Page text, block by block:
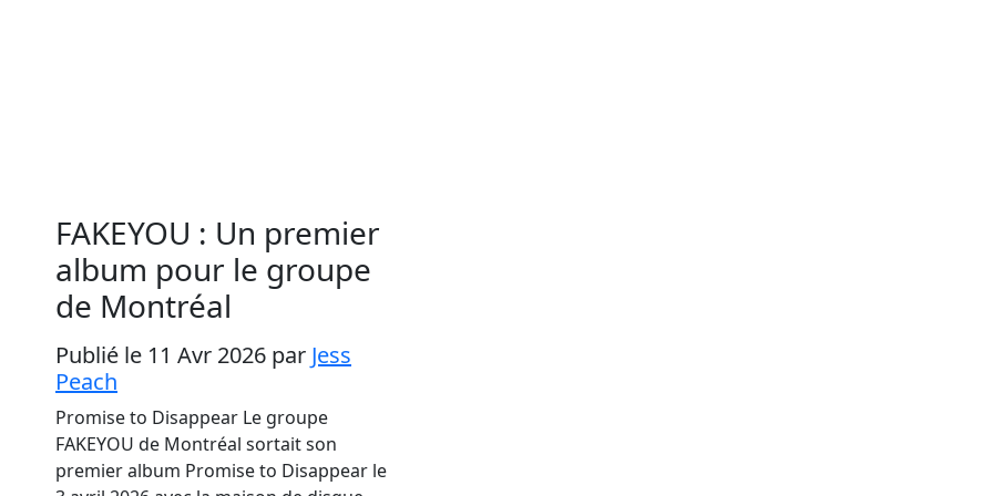
FAKEYOU : Un premier
album pour le groupe
de Montréal
Publié le 11 Avr 2026 par Jess
Peach
Promise to Disappear Le groupe
FAKEYOU de Montréal sortait son
premier album Promise to Disappear le